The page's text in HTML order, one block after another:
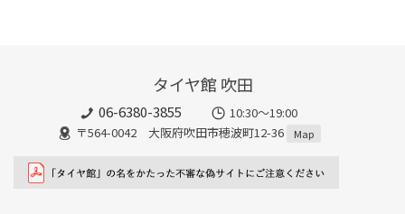
タイヤ館 吹田
06-6380-3855
10:30～19:00
〒564-0042 大阪府吹田市穂波町12-36
Map